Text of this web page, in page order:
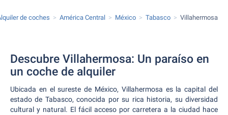
de coches América Central México Tabasco Villahermosa
Descubre Villahermosa: Un paraíso en
un coche de alquiler
Ubicada en el sureste de México, Villahermosa es la capital del
estado de Tabasco, conocida por su rica historia, su diversidad
cultural y natural. El fácil acceso por carretera a la ciudad hace